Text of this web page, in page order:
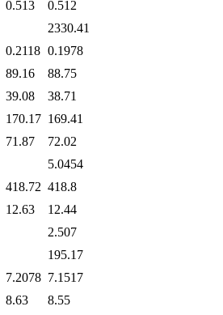
0.513
0.512
2330.41
0.2118 0.1978
89.16
88.75
39.08
38.71
170.17 169.41
71.87
72.02
5.0454
418.72 418.8
12.63
12.44
2.507
195.17
7.2078 7.1517
8.63
8.55